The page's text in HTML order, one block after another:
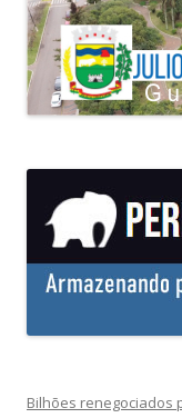
Bilhões renegociados